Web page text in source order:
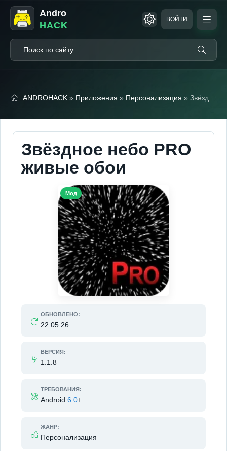
Andro
HACK
ВОЙТИ
ANDROHACK » Приложения » Персонализация » Звёздное небо PRO живые обои
Звёздное небо PRO
живые обои
ОБНОВЛЕНО:
22.05.26
ВЕРСИЯ:
1.1.8
ТРЕБОВАНИЯ:
Android 6.0+
ЖАНР:
Персонализация
Мод